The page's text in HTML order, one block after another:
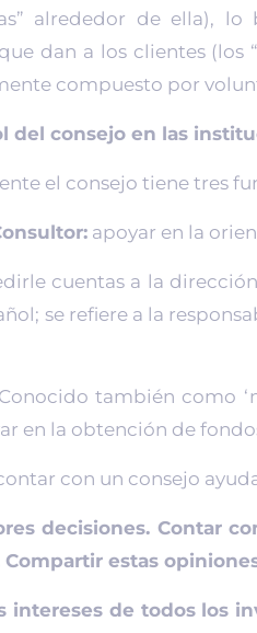
alrededor de ella),
dan a los clientes (los
compuesto por
del consejo en las
el consejo tiene tres
apoyar en la
cuentas a la
se refiere a la
Conocido también como
en la obtención de
con un consejo
decisiones. Contar
Compartir estas
intereses de todos los